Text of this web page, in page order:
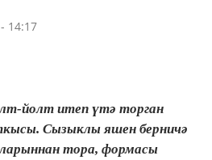
14:17
йолт итеп үтә торган
Сызыклы яшен берничә
тора, формасы